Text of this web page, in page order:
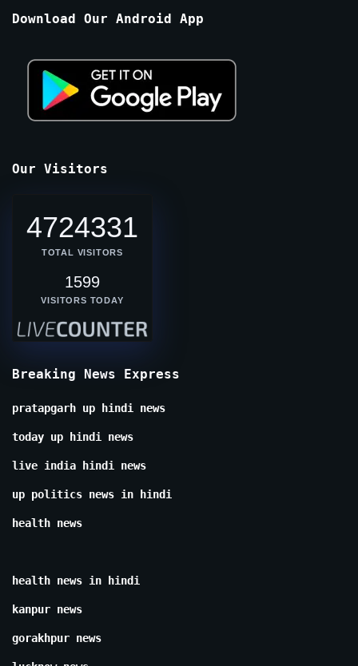
Download Our Android App
Our Visitors
4724331
TOTAL VISITORS
1599
VISITORS TODAY
Breaking News Express
pratapgarh up hindi news
today up hindi news
live india hindi news
up politics news in hindi
health news
health news in hindi
kanpur news
gorakhpur news